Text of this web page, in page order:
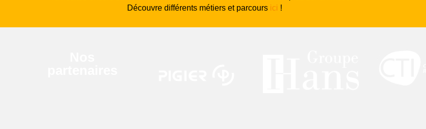
Découvre différents métiers et parcours ici !